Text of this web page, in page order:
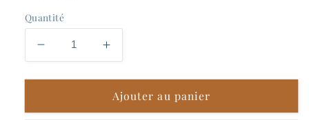
Quantité
Réduire
la
quantité
Djin
Augmenter
la
quantité
de
Djin
Ajouter au panier